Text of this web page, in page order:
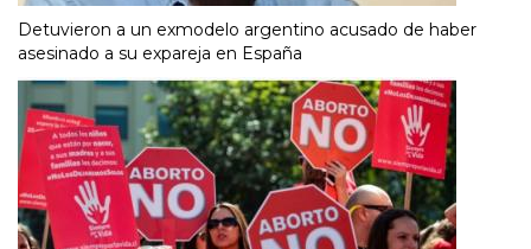
Detuvieron a un exmodelo argentino acusado de haber
asesinado a su expareja en España